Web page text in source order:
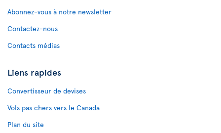
Abonnez-vous à notre newsletter
Contactez-nous
Contacts médias
Liens rapides
Convertisseur de devises
Vols pas chers vers le Canada
Plan du site